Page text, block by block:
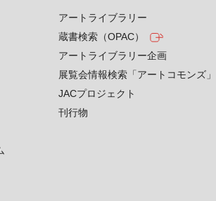
アートライブラリー
蔵書検索（OPAC）
アートライブラリー企画
展覧会情報検索「アートコモンズ」
JACプロジェクト
刊行物